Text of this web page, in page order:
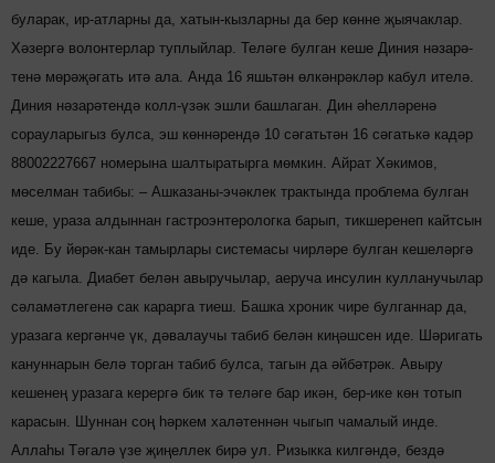
буларак, ир-атларны да, хатын-кызларны да бер көнне җыячаклар.
Хәзергә волонтерлар туплыйлар. Те­ләге булган кеше Диния нәза­рә­
те­нә мөрәҗәгать итә ала. Анда 16 яшьтән өлкәнрәкләр кабул ителә.
Диния нәзарәтендә колл-үзәк эшли башлаган. Дин әһел­ләренә
сорауларыгыз булса, эш көннәрендә 10 сә­гатьтән 16 сәгатькә кадәр
88002227667 номерына шалтыратырга мөмкин. Айрат Хәкимов,
мөселман табибы: – Ашказаны-эчәклек трактында проблема булган
кеше, ураза алдыннан гастроэнтерологка барып, тикшеренеп кайтсын
иде. Бу йөрәк-кан тамырлары системасы чирләре булган кешеләргә
дә кагыла. Диабет белән авыручылар, аеруча инсулин кулланучылар
сәламәтлегенә сак карарга тиеш. Башка хроник чире булганнар да,
уразага кергәнче үк, дәвалаучы табиб белән киңәшсен иде. Шәригать
кануннарын белә торган табиб булса, тагын да әйбәтрәк. Авыру
кешенең уразага керергә бик тә теләге бар икән, бер-ике көн тотып
карасын. Шуннан соң һәркем халәтеннән чыгып чамалый инде.
Аллаһы Тәгалә үзе җиңеллек бирә ул. Ризыкка килгәндә, бездә